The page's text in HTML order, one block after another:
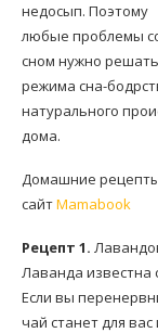
недосып. Поэтому
любые проблемы
сном нужно
режима сна-
натурального
дома.
Домашние
сайтMamabook
Рецепт 1.
Лаванда
Если вы
чай станет для